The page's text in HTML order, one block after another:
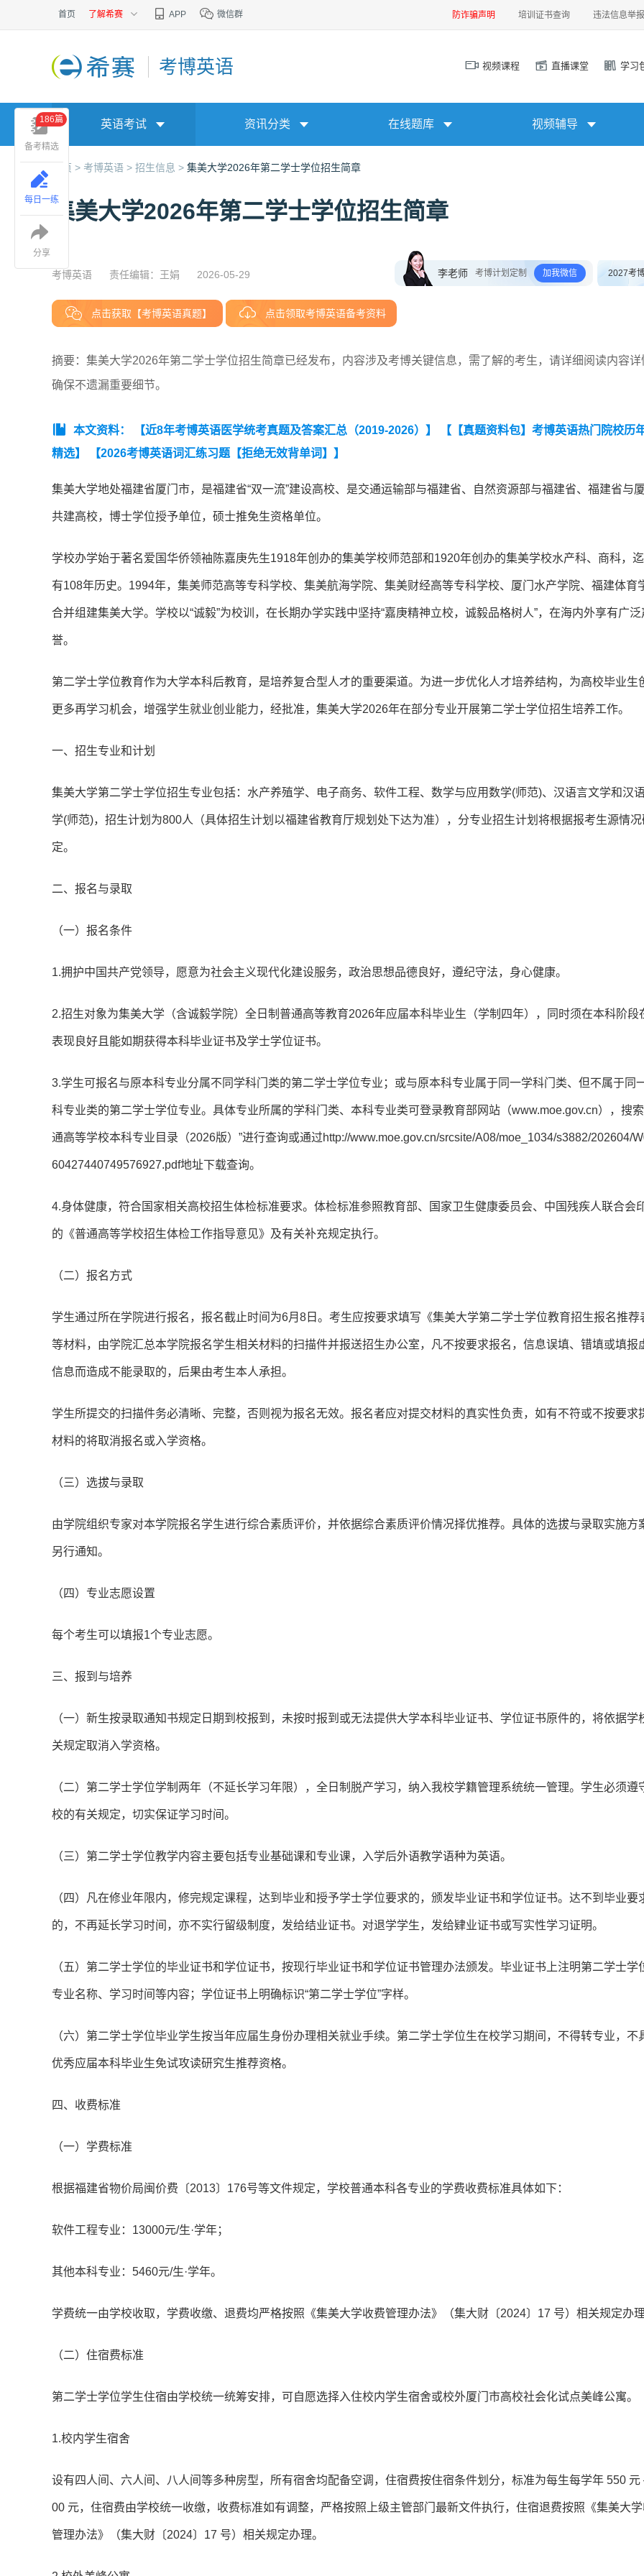
首页 了解希赛 APP 微信群 防诈骗声明 培训证书查询 违法信息举报
考博英语 视频课程 直播课堂 学习
英语考试 资讯分类 在线题库 视频辅导
首页 > 考博英语 > 招生信息 > 集美大学2026年第二学士学位招生简章
集美大学2026年第二学士学位招生简章
考博英语 责任编辑：王娟 2026-05-29 李老师 考博计划定制 加我微信 2027考
点击获取【考博英语真题】 点击领取考博英语备考资料
摘要：集美大学2026年第二学士学位招生简章已经发布，内容涉及考博关键信息，需了解的考生，请详细阅读内容详
确保不遗漏重要细节。
本文资料： 【近8年考博英语医学统考真题及答案汇总（2019-2026）】
【【真题资料包】考博英语热门院校历
精选】
【2026考博英语词汇练习题【拒绝无效背单词】】
集美大学地处福建省厦门市，是福建省“双一流”建设高校、是交通运输部与福建省、自然资源部与福建省、福建省与
共建高校，博士学位授予单位，硕士推免生资格单位。
学校办学始于著名爱国华侨领袖陈嘉庚先生1918年创办的集美学校师范部和1920年创办的集美学校水产科、商科，
有108年历史。1994年，集美师范高等专科学校、集美航海学院、集美财经高等专科学校、厦门水产学院、福建体育
合并组建集美大学。学校以“诚毅”为校训，在长期办学实践中坚持“嘉庚精神立校，诚毅品格树人”，在海内外享有广泛
誉。
第二学士学位教育作为大学本科后教育，是培养复合型人才的重要渠道。为进一步优化人才培养结构，为高校毕业生
更多再学习机会，增强学生就业创业能力，经批准，集美大学2026年在部分专业开展第二学士学位招生培养工作。
一、招生专业和计划
集美大学第二学士学位招生专业包括：水产养殖学、电子商务、软件工程、数学与应用数学(师范)、汉语言文学和汉
学(师范)，招生计划为800人（具体招生计划以福建省教育厅规划处下达为准），分专业招生计划将根据报考生源情况
定。
二、报名与录取
（一）报名条件
1.拥护中国共产党领导，愿意为社会主义现代化建设服务，政治思想品德良好，遵纪守法，身心健康。
2.招生对象为集美大学（含诚毅学院）全日制普通高等教育2026年应届本科毕业生（学制四年），同时须在本科阶段
表现良好且能如期获得本科毕业证书及学士学位证书。
3.学生可报名与原本科专业分属不同学科门类的第二学士学位专业；或与原本科专业属于同一学科门类、但不属于同
科专业类的第二学士学位专业。具体专业所属的学科门类、本科专业类可登录教育部网站（www.moe.gov.cn），搜索
通高等学校本科专业目录（2026版）”进行查询或通过http://www.moe.gov.cn/srcsite/A08/moe_1034/s3882/202604/
60427440749576927.pdf地址下载查询。
4.身体健康，符合国家相关高校招生体检标准要求。体检标准参照教育部、国家卫生健康委员会、中国残疾人联合会
的《普通高等学校招生体检工作指导意见》及有关补充规定执行。
（二）报名方式
学生通过所在学院进行报名，报名截止时间为6月8日。考生应按要求填写《集美大学第二学士学位教育招生报名推荐
等材料，由学院汇总本学院报名学生相关材料的扫描件并报送招生办公室，凡不按要求报名，信息误填、错填或填报
信息而造成不能录取的，后果由考生本人承担。
学生所提交的扫描件务必清晰、完整，否则视为报名无效。报名者应对提交材料的真实性负责，如有不符或不按要求
材料的将取消报名或入学资格。
（三）选拔与录取
由学院组织专家对本学院报名学生进行综合素质评价，并依据综合素质评价情况择优推荐。具体的选拔与录取实施方
另行通知。
（四）专业志愿设置
每个考生可以填报1个专业志愿。
三、报到与培养
（一）新生按录取通知书规定日期到校报到，未按时报到或无法提供大学本科毕业证书、学位证书原件的，将依据学
关规定取消入学资格。
（二）第二学士学位学制两年（不延长学习年限），全日制脱产学习，纳入我校学籍管理系统统一管理。学生必须遵
校的有关规定，切实保证学习时间。
（三）第二学士学位教学内容主要包括专业基础课和专业课，入学后外语教学语种为英语。
（四）凡在修业年限内，修完规定课程，达到毕业和授予学士学位要求的，颁发毕业证书和学位证书。达不到毕业要
的，不再延长学习时间，亦不实行留级制度，发给结业证书。对退学学生，发给肄业证书或写实性学习证明。
（五）第二学士学位的毕业证书和学位证书，按现行毕业证书和学位证书管理办法颁发。毕业证书上注明第二学士学
专业名称、学习时间等内容；学位证书上明确标识“第二学士学位”字样。
（六）第二学士学位毕业学生按当年应届生身份办理相关就业手续。第二学士学位生在校学习期间，不得转专业，不
优秀应届本科毕业生免试攻读研究生推荐资格。
四、收费标准
（一）学费标准
根据福建省物价局闽价费〔2013〕176号等文件规定，学校普通本科各专业的学费收费标准具体如下：
软件工程专业：13000元/生·学年；
其他本科专业：5460元/生·学年。
学费统一由学校收取，学费收缴、退费均严格按照《集美大学收费管理办法》（集大财〔2024〕17 号）相关规定办理
（二）住宿费标准
第二学士学位学生住宿由学校统一统筹安排，可自愿选择入住校内学生宿舍或校外厦门市高校社会化试点美峰公寓。
1.校内学生宿舍
设有四人间、六人间、八人间等多种房型，所有宿舍均配备空调，住宿费按住宿条件划分，标准为每生每学年 550
00 元，住宿费由学校统一收缴，收费标准如有调整，严格按照上级主管部门最新文件执行，住宿退费按照《集美大
管理办法》（集大财〔2024〕17 号）相关规定办理。
备考精选
186篇
每日一练
分享